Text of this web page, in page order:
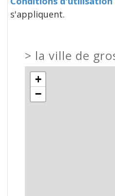
s'appliquent.
> la ville de
+
−